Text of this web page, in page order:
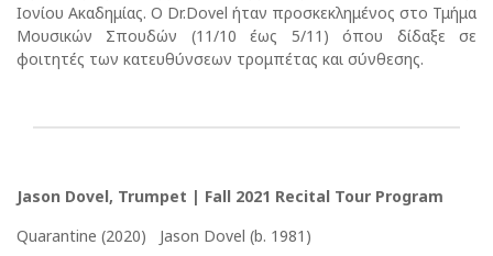
Ιονίου Ακαδημίας. Ο Dr.Dovel ήταν προσκεκλημένος στο Τμήμα
Μουσικών Σπουδών (11/10 έως 5/11) όπου δίδαξε σε
φοιτητές των κατευθύνσεων τρομπέτας και σύνθεσης.
Jason Dovel, Trumpet | Fall 2021 Recital Tour Program
Quarantine (2020) Jason Dovel (b. 1981)